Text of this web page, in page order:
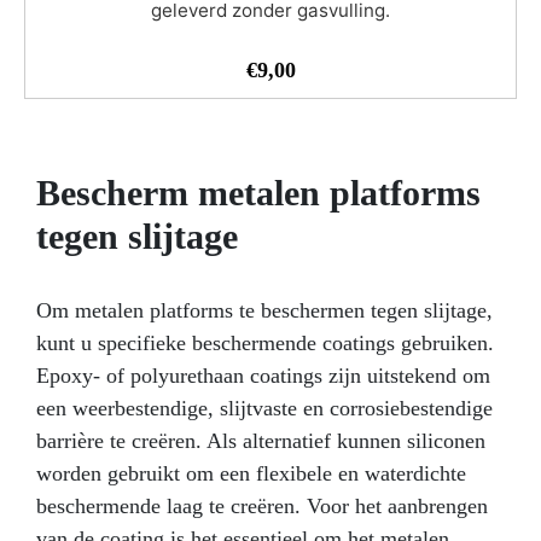
ART PRO epoxyhars! Shop nu en maak kunst over de
geleverd zonder gasvulling.
€9,00
Bescherm metalen platforms
tegen slijtage
Om metalen platforms te beschermen tegen slijtage,
kunt u specifieke beschermende coatings gebruiken.
Epoxy- of polyurethaan coatings zijn uitstekend om
een ​​weerbestendige, slijtvaste en corrosiebestendige
barrière te creëren. Als alternatief kunnen siliconen
worden gebruikt om een flexibele en waterdichte
beschermende laag te creëren. Voor het aanbrengen